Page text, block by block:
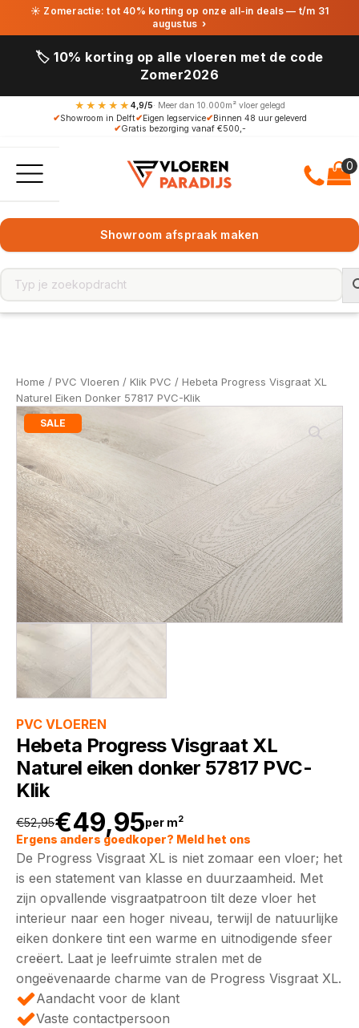
☀ Zomeractie: tot 40% korting op onze all-in deals — t/m 31
augustus ›
🏷️ 10% korting op alle vloeren met de code
Zomer2026
★★★★★ 4,9/5· Meer dan 10.000m² vloer gelegd
✔Showroom in Delft✔Eigen legservice✔Binnen 48 uur geleverd
✔Gratis bezorging vanaf €500,-
Showroom afspraak maken
Home / PVC Vloeren / Klik PVC / Hebeta Progress Visgraat XL
Naturel Eiken Donker 57817 PVC-Klik
SALE
PVC VLOEREN
Hebeta Progress Visgraat XL
Naturel eiken donker 57817 PVC-
Klik
€52,95
Oorspronkelijke
prijs
was:
€52,95.
€49,95
Huidige
prijs
is:
€49,95.
per m2
Ergens anders goedkoper? Meld het ons
De Progress Visgraat XL is niet zomaar een vloer; het
is een statement van klasse en duurzaamheid. Met
zijn opvallende visgraatpatroon tilt deze vloer het
interieur naar een hoger niveau, terwijl de natuurlijke
eiken donkere tint een warme en uitnodigende sfeer
creëert. Laat je leefruimte stralen met de
ongeëvenaarde charme van de Progress Visgraat XL.
Aandacht voor de klant
Vaste contactpersoon